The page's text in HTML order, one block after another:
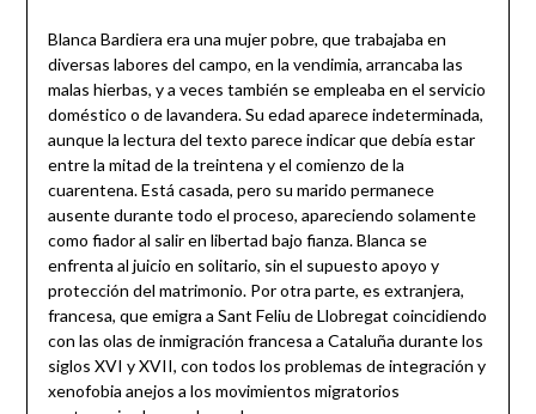
Blanca Bardiera era una mujer pobre, que trabajaba en
diversas labores del campo, en la vendimia, arrancaba las
malas hierbas, y a veces también se empleaba en el servicio
doméstico o de lavandera. Su edad aparece indeterminada,
aunque la lectura del texto parece indicar que debía estar
entre la mitad de la treintena y el comienzo de la
cuarentena. Está casada, pero su marido permanece
ausente durante todo el proceso, apareciendo solamente
como fiador al salir en libertad bajo fianza. Blanca se
enfrenta al juicio en solitario, sin el supuesto apoyo y
protección del matrimonio. Por otra parte, es extranjera,
francesa, que emigra a Sant Feliu de Llobregat coincidiendo
con las olas de inmigración francesa a Cataluña durante los
siglos XVI y XVII, con todos los problemas de integración y
xenofobia anejos a los movimientos migratorios